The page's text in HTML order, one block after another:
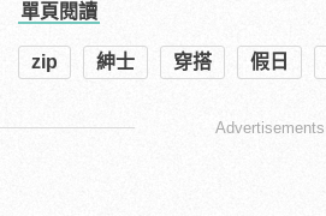
單頁閱讀
zip 紳士 穿搭 假日
Advertisements